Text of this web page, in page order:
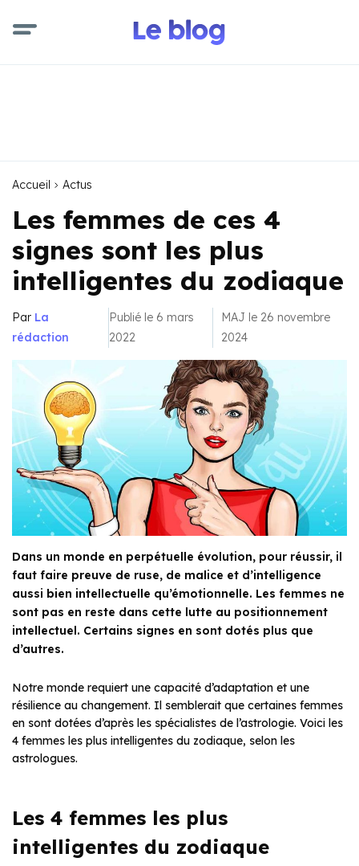
Accueil Actus
Les femmes de ces 4
signes sont les plus
intelligentes du zodiaque
Par La
rédaction
Publié le 6 mars
2022
MAJ le 26 novembre
2024
Dans un monde en perpétuelle évolution, pour réussir, il
faut faire preuve de ruse, de malice et d’intelligence
aussi bien intellectuelle qu’émotionnelle. Les femmes ne
sont pas en reste dans cette lutte au positionnement
intellectuel. Certains signes en sont dotés plus que
d’autres.
Notre monde requiert une capacité d’adaptation et une
résilience au changement. Il semblerait que certaines femmes
en sont dotées d’après les spécialistes de l’astrologie. Voici les
4 femmes les plus intelligentes du zodiaque, selon les
astrologues.
Les 4 femmes les plus
intelligentes du zodiaque